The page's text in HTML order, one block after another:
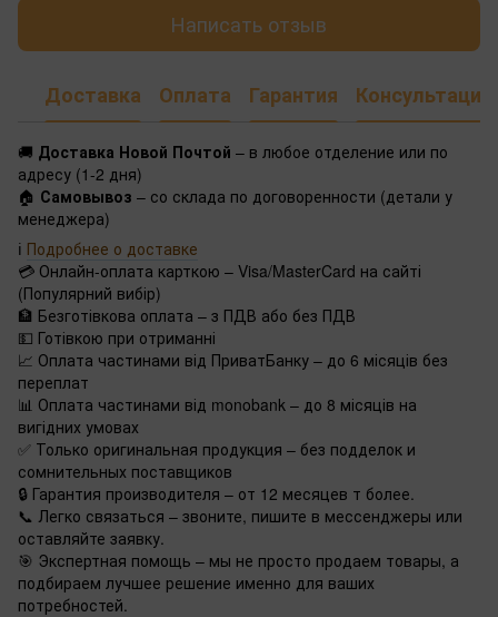
Написать отзыв
Доставка Оплата Гарантия Консультация
🚚 Доставка Новой Почтой – в любое отделение или по
адресу (1-2 дня)
🏠 Самовывоз – со склада по договоренности (детали у
менеджера)
ℹ️ Подробнее о доставке
💳 Онлайн-оплата карткою – Visa/MasterCard на сайті
(Популярний вибір)
🏦 Безготівкова оплата – з ПДВ або без ПДВ
💵 Готівкою при отриманні
📈 Оплата частинами від ПриватБанку – до 6 місяців без
переплат
📊 Оплата частинами від monobank – до 8 місяців на
вигідних умовах
✅ Только оригинальная продукция – без подделок и
сомнительных поставщиков
🔒 Гарантия производителя – от 12 месяцев т более.
📞 Легко связаться – звоните, пишите в мессенджеры или
оставляйте заявку.
🎯 Экспертная помощь – мы не просто продаем товары, а
подбираем лучшее решение именно для ваших
потребностей.